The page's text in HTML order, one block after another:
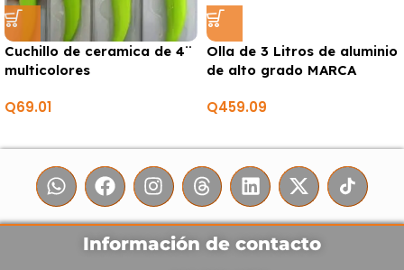
Cuchillo de ceramica de 4¨
multicolores
Q69.01
Olla de 3 Litros de aluminio
de alto grado MARCA
Q459.09
Información de contacto